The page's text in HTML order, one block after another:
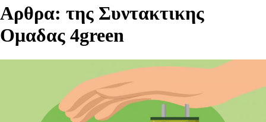
Aρθρα: της Συντακτικης
Ομαδας 4green